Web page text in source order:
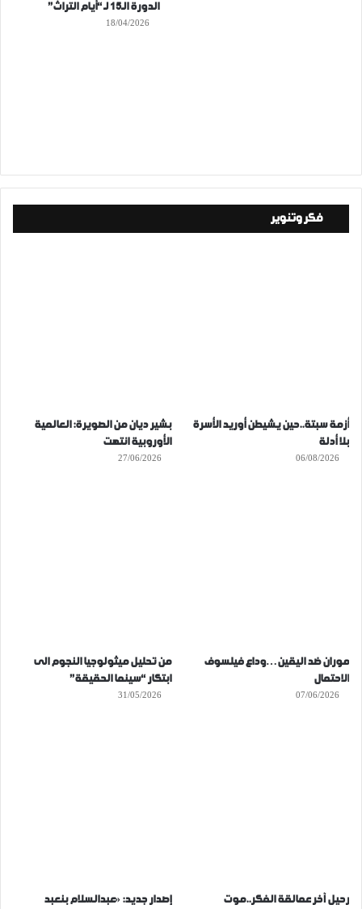
الدورة الـ15 لـ “أيام التراث”
18/04/2026
فكر وتنوير
أزمة سبتة..حين يشيطن أوريد الأسرة
بلا أدلة
06/08/2026
بشير ديان من الصويرة: العالمية
الأوروبية انتهت
27/06/2026
موران ضد اليقين…وداع فيلسوف
الاحتمال
07/06/2026
من تحليل ميثولوجيا النجوم الى
ابتكار “سينما الحقيقة”
31/05/2026
رحيل آخر عمالقة الفكر..موت
إصدار جديد: «عبدالسلام بنعبد